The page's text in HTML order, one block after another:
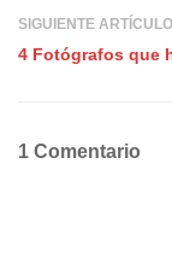
SIGUIENTE ARTÍCULO
4 Fotógrafos que
1 Comentario